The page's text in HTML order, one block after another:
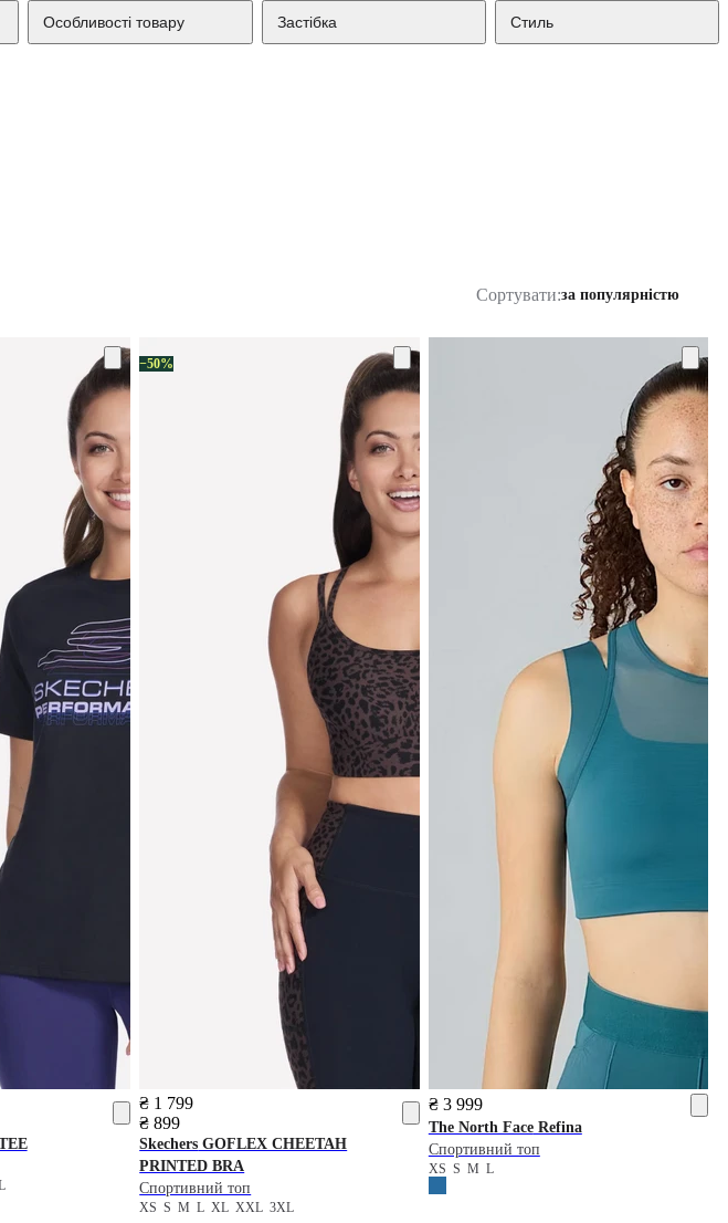
Особливості товару Застібка Стиль
Сортувати:за популярністю
−50%
₴ 1 799
₴ 899
Skechers GOFLEX CHEETAH
PRINTED BRA
Спортивний топ
XSSMLXLXXL3XL
₴ 3 999
The North FaceRefina
Спортивний топ
XS S M L